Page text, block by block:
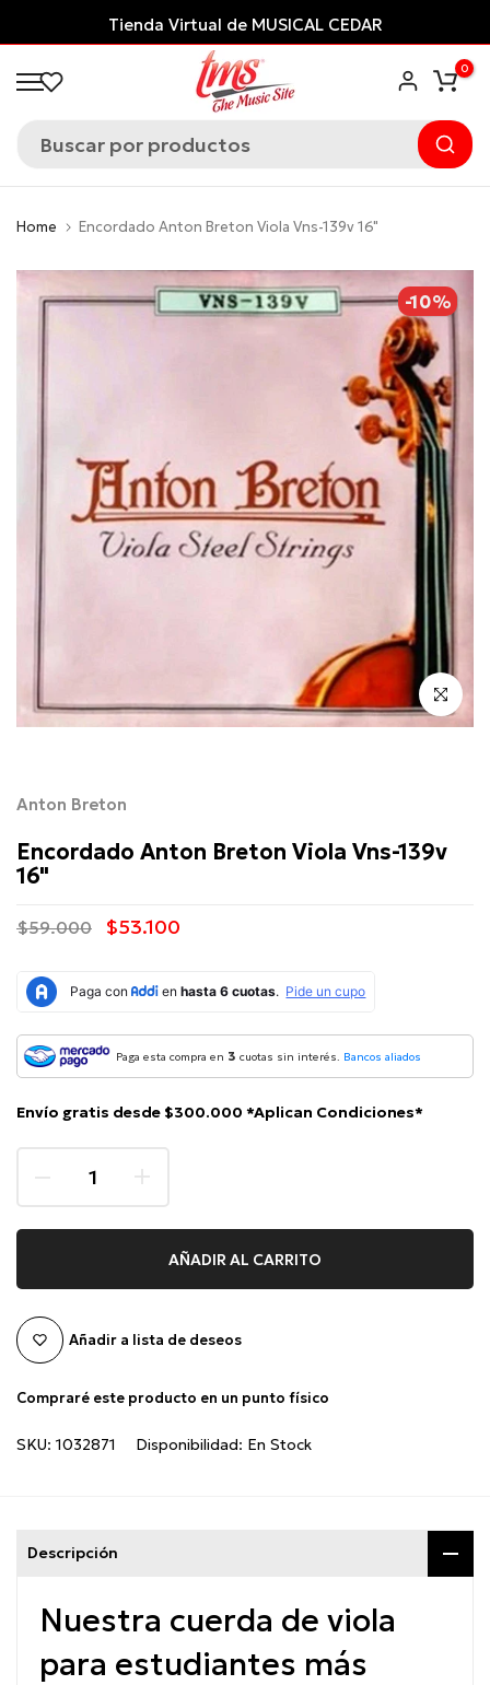
al
contenido
Tienda Virtual de MUSICAL CEDAR
0
Home Encordado Anton Breton Viola Vns-139v 16"
-10%
Click para
Anton Breton
Encordado Anton Breton Viola Vns-139v
16"
$59.000 $53.100
Paga esta compra en 3 cuotas sin interés. Bancos aliados
Envío gratis desde $300.000 *Aplican Condiciones*
AÑADIR AL CARRITO
Añadir a lista de deseos
Compraré este producto en un punto físico
SKU: 1032871 Disponibilidad: En Stock
Descripción
Nuestra cuerda de viola
para estudiantes más